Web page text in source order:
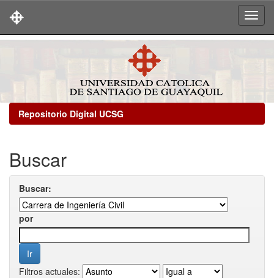
Repositorio Digital UCSG
Buscar
Buscar:
por
Filtros actuales: